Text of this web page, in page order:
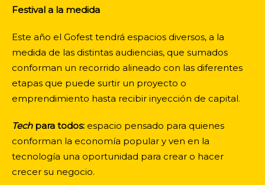
Festival a la medida
Este año el Gofest tendrá espacios diversos, a la
medida de las distintas audiencias, que sumados
conforman un recorrido alineado con las diferentes
etapas que puede surtir un proyecto o
emprendimiento hasta recibir inyección de capital.
Techpara todos: espacio pensado para quienes
conforman la economía popular y ven en la
tecnología una oportunidad para crear o hacer
crecer su negocio.